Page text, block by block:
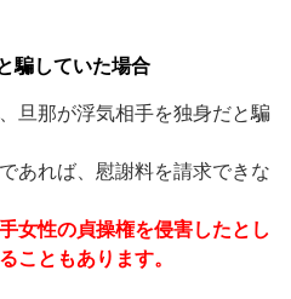
騙していた場合
旦那が浮気相手を独身だと騙
あれば、慰謝料を請求できな
女性の貞操権を侵害したとし
こともあります。